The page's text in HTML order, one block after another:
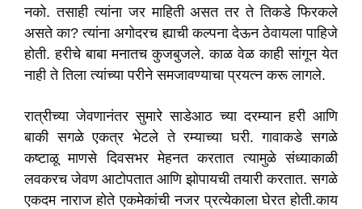
नको. तसाही त्यांना जर माहिती असत तर ते तिकडे फिरकले
असते का? त्यांना अगोदरच ह्याची कल्पना देऊन ठेवायला पाहिजे
होती. हरीचे बाबा मनातच कुजबुजले. काळ वेळ काही सांगून येत
नाही ते तिला त्यांच्या परीने समजावण्याचा प्रयत्न करू लागले.
रात्रीच्या जेवणानंतर सुमारे साडेआठ च्या दरम्यान हरी आणि
बाकी सगळे एकत्र भेटले ते रम्याच्या घरी. गावाकडे सगळे
कष्टाळू माणसे दिवसभर मेहनत करतात त्यामुळे संध्याकाळी
लवकरच जेवण आटोपतात आणि झोपायची तयारी करतात. सगळे
एकदम नाराज होते एकमेकांची नजर प्रत्येकाला घेरत होती.काय